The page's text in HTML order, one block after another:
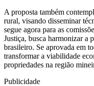
A proposta também
rural, visando disseminar
segue agora para as
Justiça, busca harmonizar a
brasileiro. Se aprovada em
transformar a viabilidade
propriedades na região
Publicidade